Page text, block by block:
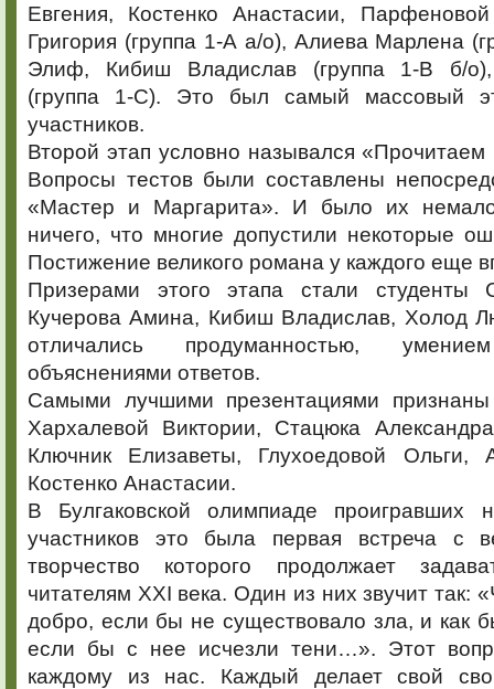
Евгения, Костенко Анастасии,
Григория (группа 1-А а/о), Алиева Марлена
Элиф, Кибиш Владислав (группа 1-В б/
(группа 1-С). Это был самый массовый
участников.
Второй этап условно назывался «Прочитаем
Вопросы тестов были составлены
«Мастер и Маргарита». И было их
ничего, что многие допустили некоторые
Постижение великого романа у каждого еще
Призерами этого этапа стали студенты
Кучерова Амина, Кибиш Владислав, Холод
отличались продуманностью,
объяснениями ответов.
Самыми лучшими презентациями признаны
Хархалевой Виктории, Стацюка
Ключник Елизаветы, Глухоедовой Ольги,
Костенко Анастасии.
В Булгаковской олимпиаде
участников это была первая встреча с
творчество которого продолжает
читателям XXI века. Один из них звучит так:
добро, если бы не существовало зла, и как
если бы с нее исчезли тени…». Этот
каждому из нас. Каждый делает свой